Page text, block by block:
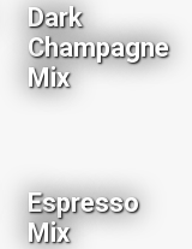
Dark
Champagne
Mix
Espresso
Mix